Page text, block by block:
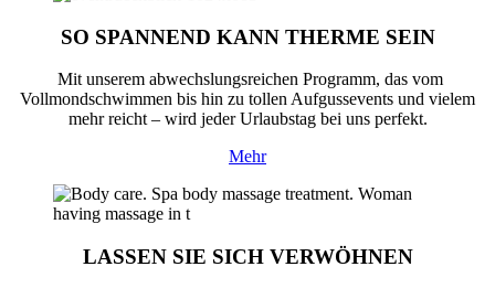
SO SPANNEND KANN THERME SEIN
Mit unserem abwechslungsreichen Programm, das vom
Vollmondschwimmen bis hin zu tollen Aufgussevents und vielem
mehr reicht – wird jeder Urlaubstag bei uns perfekt.
Mehr
LASSEN SIE SICH VERWÖHNEN